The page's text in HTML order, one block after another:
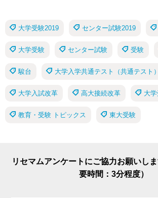
大学受験2019 センター試験2019
大学受験 センター試験 受験
駿台 大学入学共通テスト（共通テスト）
大学入試改革 高大接続改革 大
教育・受験 トピックス 東大受験
リセマムアンケートにご協力お願いし
要時間：3分程度）